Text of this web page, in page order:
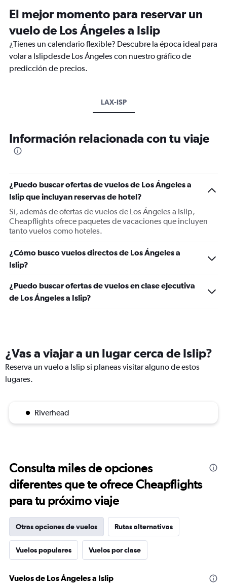
El mejor momento para reservar un
vuelo de Los Ángeles a Islip
¿Tienes un calendario flexible? Descubre la época ideal para
volar a Islipdesde Los Ángeles con nuestro gráfico de
predicción de precios.
LAX-ISP
Información relacionada con tu viaje
¿Puedo buscar ofertas de vuelos de Los Ángeles a
Islip que incluyan reservas de hotel?
Sí, además de ofertas de vuelos de Los Ángeles a Islip,
Cheapflights ofrece paquetes de vacaciones que incluyen
tanto vuelos como hoteles.
¿Cómo busco vuelos directos de Los Ángeles a
Islip?
¿Puedo buscar ofertas de vuelos en clase ejecutiva
de Los Ángeles a Islip?
¿Vas a viajar a un lugar cerca de Islip?
Reserva un vuelo a Islip si planeas visitar alguno de estos
lugares.
Riverhead
Consulta miles de opciones
diferentes que te ofrece Cheapflights
para tu próximo viaje
Otras opciones de vuelos Rutas alternativas
Vuelos populares Vuelos por clase
Vuelos de Los Ángeles a Islip